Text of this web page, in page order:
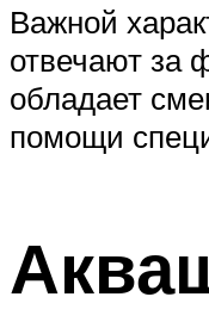
Важной
отвечают за
обладает
помощи